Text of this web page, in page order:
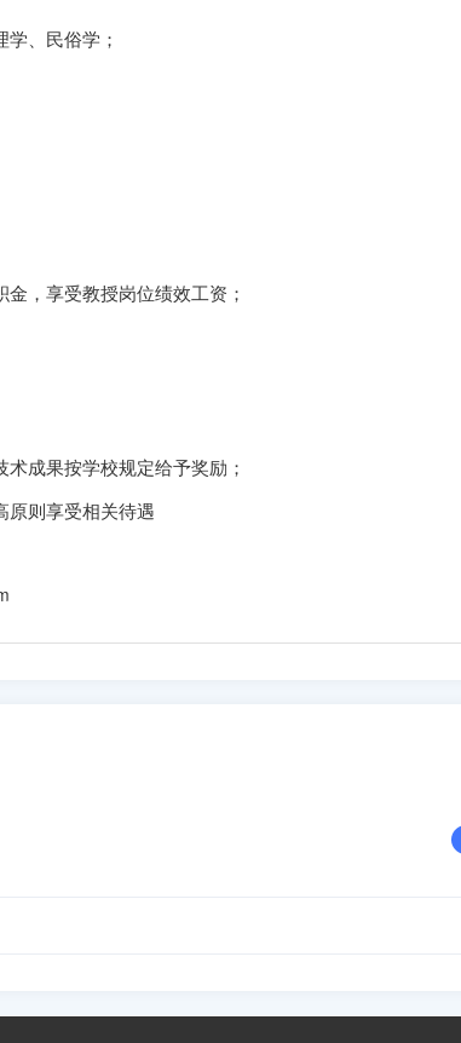
、民俗学；
，享受教授岗位绩效工资；
成果按学校规定给予奖励；
原则享受相关待遇